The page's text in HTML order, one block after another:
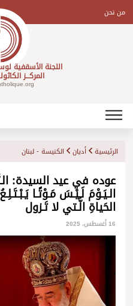
contentمن نحن
اللجنة الأسقفية
المركـــز
الرئيسية أديان الكنيسة - لبنان
عوده في عيد السيدة:
الـيَـوْمَ لَـيْـسَ مَـوْتًـا
الحَياةِ الَّـتي لا تَـزول
16 أغسطس، 2025